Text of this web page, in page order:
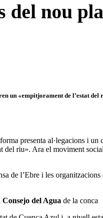
del nou
un «empitjorament de l’estat del
presenta al·legacions i
del riu». Ara el moviment
de l’Ebre i les organitzacions
Consejo del Agua de la conca